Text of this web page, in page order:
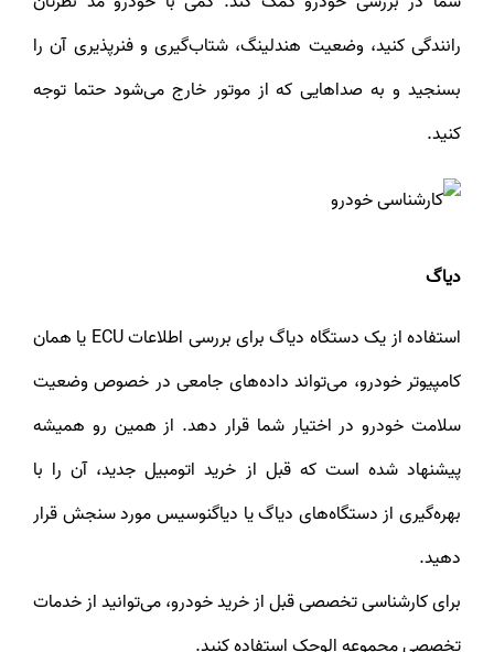
رانندگی کنید، وضعیت هندلینگ، شتاب‌گیری و فنرپذیری آن را
بسنجید و به صداهایی که از موتور خارج می‌شود حتما توجه
کنید.
دیاگ
استفاده از یک دستگاه دیاگ برای بررسی اطلاعات ECU یا همان
کامپیوتر خودرو، می‌تواند داده‌های جامعی در خصوص وضعیت
سلامت خودرو در اختیار شما قرار دهد. از همین رو همیشه
پیشنهاد شده است که قبل از خرید اتومبیل جدید، آن را با
بهره‌گیری از دستگاه‌های دیاگ یا دیاگنوسیس مورد سنجش قرار
دهید.
برای کارشناسی تخصصی قبل از خرید خودرو، می‌توانید از خدمات
تخصصی مجموعه الوچک استفاده کنید.